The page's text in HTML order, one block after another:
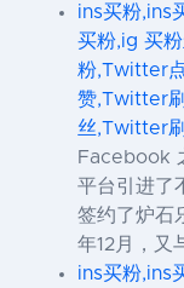
ins买粉,ins
买粉,ig 买
粉,Twitter
赞,Twitter
丝,Twitter
Facebook
平台引进了
签约了炉石
年12月，
ins买粉,ins